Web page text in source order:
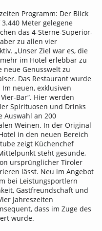
Programm: Der Blick
Meter gelegene
das 4-Sterne-Superior-
zu allen vier
„Unser Ziel war es, die
im Hotel erlebbar zu
neue Genusswelt zu
Das Restaurant wurde
neuen, exklusiven
Bar“. Hier werden
Spirituosen und Drinks
Auswahl an 200
Weinen. In der Original
in den neuen Bereich
zeigt Küchenchef
steht gesunde,
ursprünglicher Tiroler
lässt. Neu im Angebot
bei Leistungsportlern
Gastfreundschaft und
Jahreszeiten
dass im Zuge des
wurde.